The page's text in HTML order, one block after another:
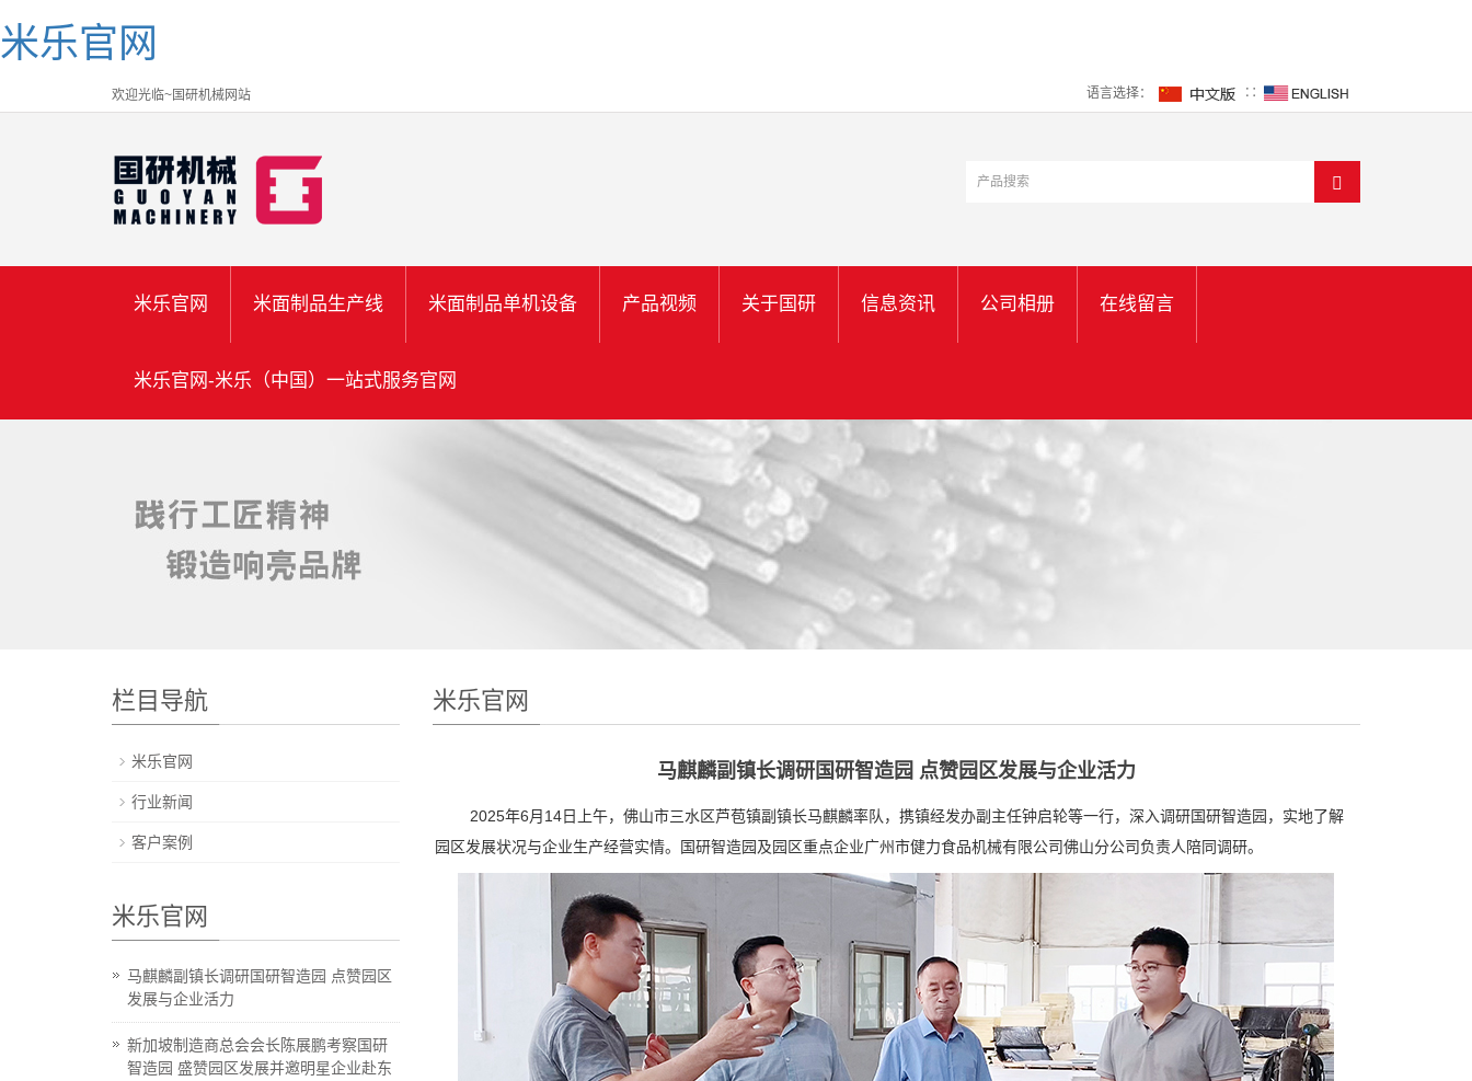
米乐官网
欢迎光临~国研机械网站 语言选择： ∷
米乐官网 米面制品生产线 米面制品单机设备 产品视频 关于国研 信息资讯 公司相册 在线留言
米乐官网-米乐（中国）一站式服务官网
米乐官网
马麒麟副镇长调研国研智造园 点赞园区发展与企业活力
2025年6月14日上午，佛山市三水区芦苞镇副镇长马麒麟率队，携镇经发办副主任钟启轮等一行，深入调研国研智造园，实地了解
园区发展状况与企业生产经营实情。国研智造园及园区重点企业广州市健力食品机械有限公司佛山分公司负责人陪同调研。
栏目导航
米乐官网
行业新闻
客户案例
米乐官网
马麒麟副镇长调研国研智造园 点赞园区
发展与企业活力
新加坡制造商总会会长陈展鹏考察国研
智造园 盛赞园区发展并邀明星企业赴东